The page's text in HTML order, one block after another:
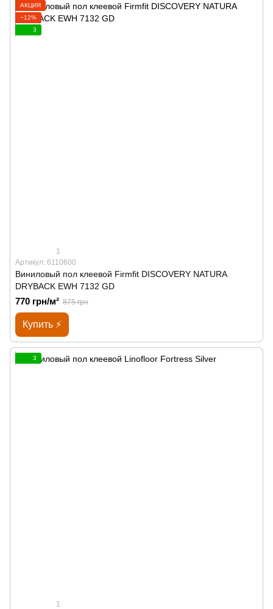
АКЦИЯ
−12%
3
1
Артикул: 6110600
Виниловый пол клеевой Firmfit DISCOVERY NATURA
DRYBACK EWH 7132 GD
770 грн/м² 875 грн
Купить ⚡
3
1